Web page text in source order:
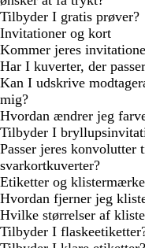
Tilbyder I gratis prøver?
Invitationer og kort
Kommer jeres
Har I kuverter, der
Kan I udskrive
mig?
Hvordan ændrer jeg
Tilbyder I
Passer jeres
svarkortkuverter?
Etiketter og
Hvordan fjerner jeg
Hvilke størrelser af
Tilbyder I